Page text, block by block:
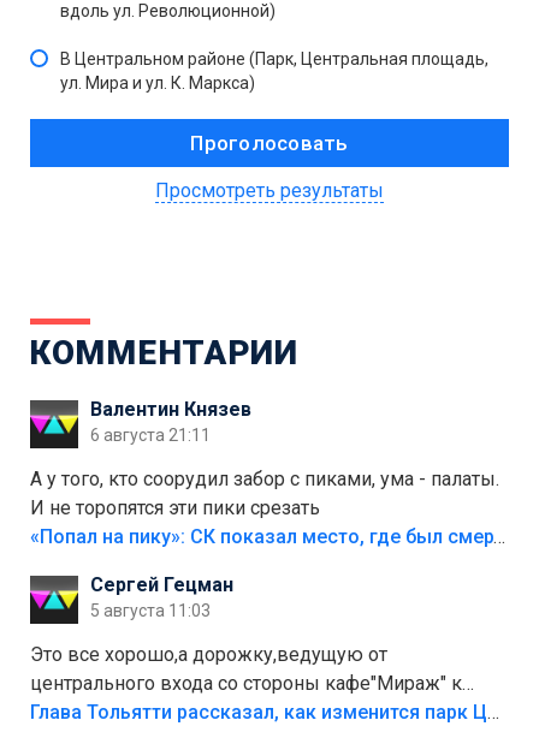
вдоль ул. Революционной)
В Центральном районе (Парк, Центральная площадь,
ул. Мира и ул. К. Маркса)
Просмотреть результаты
КОММЕНТАРИИ
Валентин Князев
6 августа 21:11
А у того, кто соорудил забор с пиками, ума - палаты.
И не торопятся эти пики срезать
«Попал на пику»: СК показал место, где был смертельно травмирован ребенок в Тольятти
Сергей Гецман
5 августа 11:03
Это все хорошо,а дорожку,ведущую от
центрального входа со стороны кафе"Мираж" к
аттракционам слабо доделать?А то бордюры
Глава Тольятти рассказал, как изменится парк Центрального района